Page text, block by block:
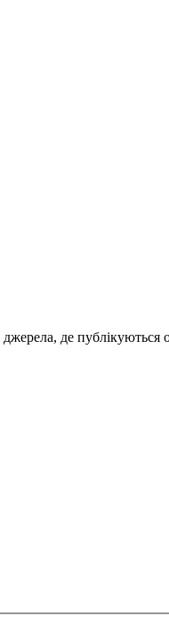
де публікуються